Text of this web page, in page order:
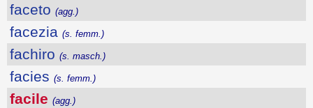
faceto (agg.)
facezia (s. femm.)
fachiro (s. masch.)
facies (s. femm.)
facile (agg.)